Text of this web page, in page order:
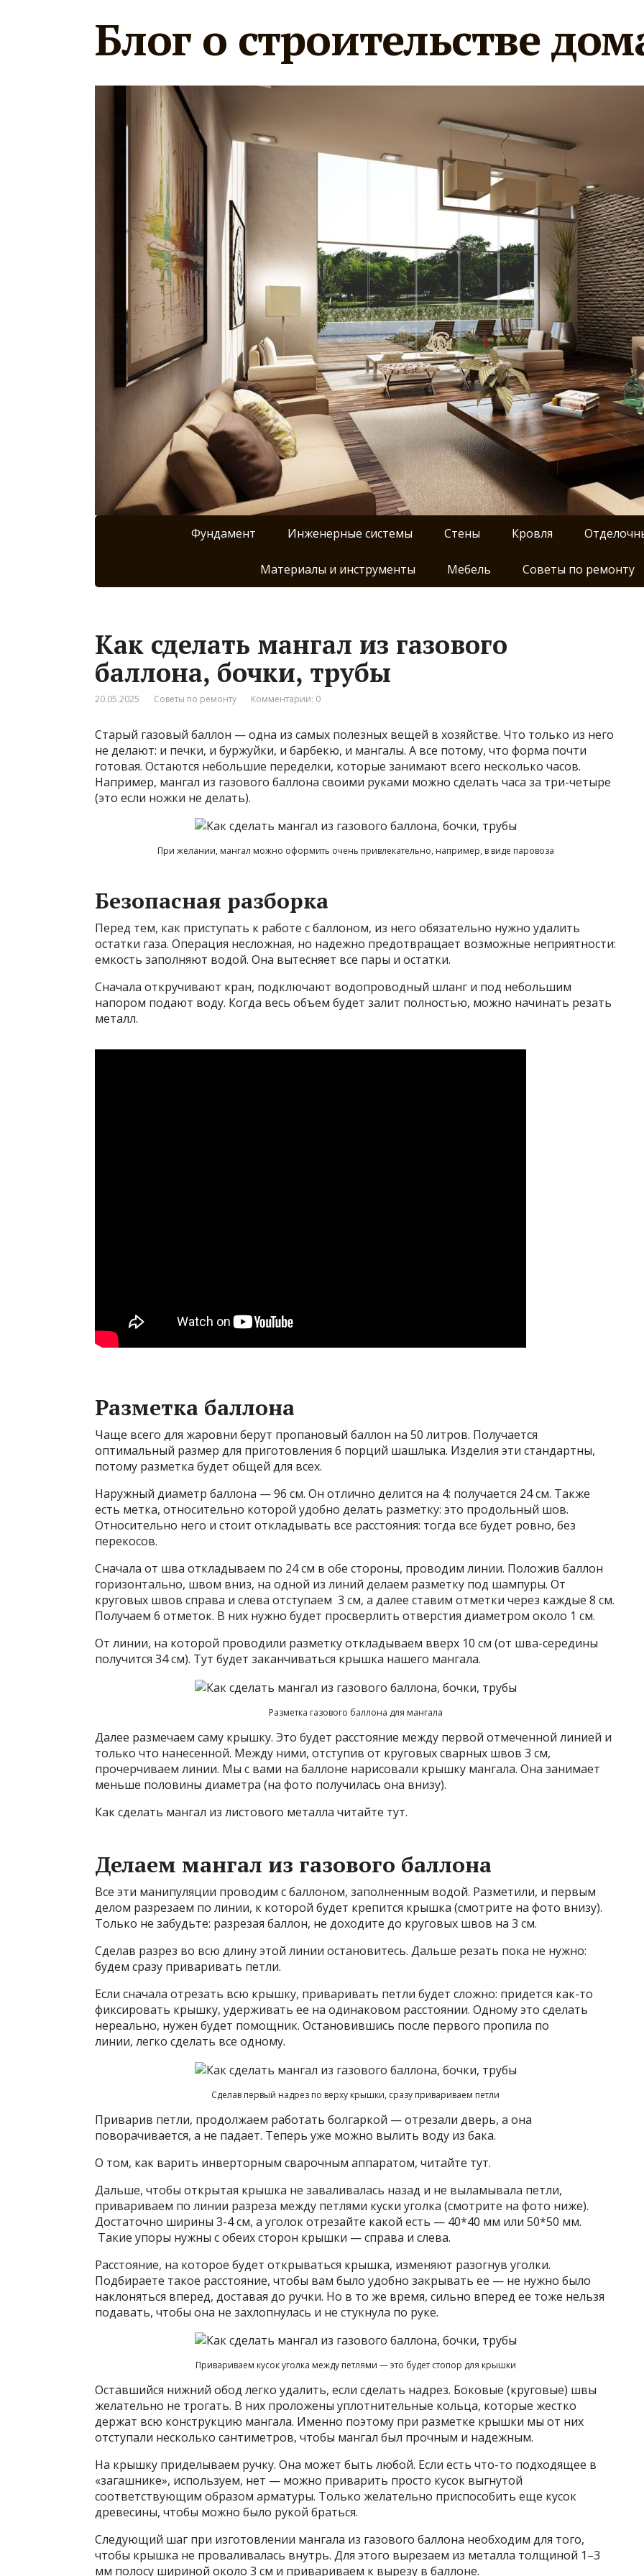
Блог о строительстве
Фундамент Инженерные системы Стены Кровля
Материалы и инструменты Мебель Советы по ремонту
Как сделать мангал из газового
баллона, бочки, трубы
20.05.2025 Советы по ремонту Комментарии: 0
Старый газовый баллон — одна из самых полезных вещей в хозяйстве. Что только из него
не делают: и печки, и буржуйки, и барбекю, и мангалы. А все потому, что форма почти
готовая. Остаются небольшие переделки, которые занимают всего несколько часов.
Например, мангал из газового баллона своими руками можно сделать часа за три-четыре
(это если ножки не делать).
При желании, мангал можно оформить очень привлекательно, например, в виде паровоза
Безопасная разборка
Перед тем, как приступать к работе с баллоном, из него обязательно нужно удалить
остатки газа. Операция несложная, но надежно предотвращает возможные неприятности:
емкость заполняют водой. Она вытесняет все пары и остатки.
Сначала откручивают кран, подключают водопроводный шланг и под небольшим
напором подают воду. Когда весь объем будет залит полностью, можно начинать резать
металл.
Разметка баллона
Чаще всего для жаровни берут пропановый баллон на 50 литров. Получается
оптимальный размер для приготовления 6 порций шашлыка. Изделия эти стандартны,
потому разметка будет общей для всех.
Наружный диаметр баллона — 96 см. Он отлично делится на 4: получается 24 см. Также
есть метка, относительно которой удобно делать разметку: это продольный шов.
Относительно него и стоит откладывать все расстояния: тогда все будет ровно, без
перекосов.
Сначала от шва откладываем по 24 см в обе стороны, проводим линии. Положив баллон
горизонтально, швом вниз, на одной из линий делаем разметку под шампуры. От
круговых швов справа и слева отступаем 3 см, а далее ставим отметки через каждые 8 см.
Получаем 6 отметок. В них нужно будет просверлить отверстия диаметром около 1 см.
От линии, на которой проводили разметку откладываем вверх 10 см (от шва-середины
получится 34 см). Тут будет заканчиваться крышка нашего мангала.
Разметка газового баллона для мангала
Далее размечаем саму крышку. Это будет расстояние между первой отмеченной линией и
только что нанесенной. Между ними, отступив от круговых сварных швов 3 см,
прочерчиваем линии. Мы с вами на баллоне нарисовали крышку мангала. Она занимает
меньше половины диаметра (на фото получилась она внизу).
Как сделать мангал из листового металла читайте тут.
Делаем мангал из газового баллона
Все эти манипуляции проводим с баллоном, заполненным водой. Разметили, и первым
делом разрезаем по линии, к которой будет крепится крышка (смотрите на фото внизу).
Только не забудьте: разрезая баллон, не доходите до круговых швов на 3 см.
Сделав разрез во всю длину этой линии остановитесь. Дальше резать пока не нужно:
будем сразу приваривать петли.
Если сначала отрезать всю крышку, приваривать петли будет сложно: придется как-то
фиксировать крышку, удерживать ее на одинаковом расстоянии. Одному это сделать
нереально, нужен будет помощник. Остановившись после первого пропила по
линии, легко сделать все одному.
Сделав первый надрез по верху крышки, сразу привариваем петли
Приварив петли, продолжаем работать болгаркой — отрезали дверь, а она
поворачивается, а не падает. Теперь уже можно вылить воду из бака.
О том, как варить инверторным сварочным аппаратом, читайте тут.
Дальше, чтобы открытая крышка не заваливалась назад и не выламывала петли,
привариваем по линии разреза между петлями куски уголка (смотрите на фото ниже).
Достаточно ширины 3-4 см, а уголок отрезайте какой есть — 40*40 мм или 50*50 мм.
Такие упоры нужны с обеих сторон крышки — справа и слева.
Расстояние, на которое будет открываться крышка, изменяют разогнув уголки.
Подбираете такое расстояние, чтобы вам было удобно закрывать ее — не нужно было
наклоняться вперед, доставая до ручки. Но в то же время, сильно вперед ее тоже нельзя
подавать, чтобы она не захлопнулась и не стукнула по руке.
Привариваем кусок уголка между петлями — это будет стопор для крышки
Оставшийся нижний обод легко удалить, если сделать надрез. Боковые (круговые) швы
желательно не трогать. В них проложены уплотнительные кольца, которые жестко
держат всю конструкцию мангала. Именно поэтому при разметке крышки мы от них
отступали несколько сантиметров, чтобы мангал был прочным и надежным.
На крышку приделываем ручку. Она может быть любой. Если есть что-то подходящее в
«загашнике», используем, нет — можно приварить просто кусок выгнутой
соответствующим образом арматуры. Только желательно приспособить еще кусок
древесины, чтобы можно было рукой браться.
Следующий шаг при изготовлении мангала из газового баллона необходим для того,
чтобы крышка не проваливалась внутрь. Для этого вырезаем из металла толщиной 1–3
мм полосу шириной около 3 см и привариваем к вырезу в баллоне.